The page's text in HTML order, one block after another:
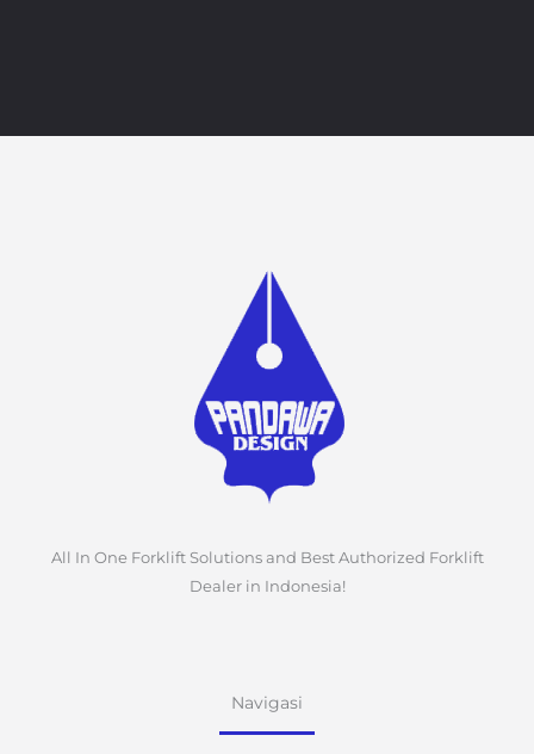
All In One Forklift Solutions and Best Authorized Forklift
Dealer in Indonesia!
Navigasi